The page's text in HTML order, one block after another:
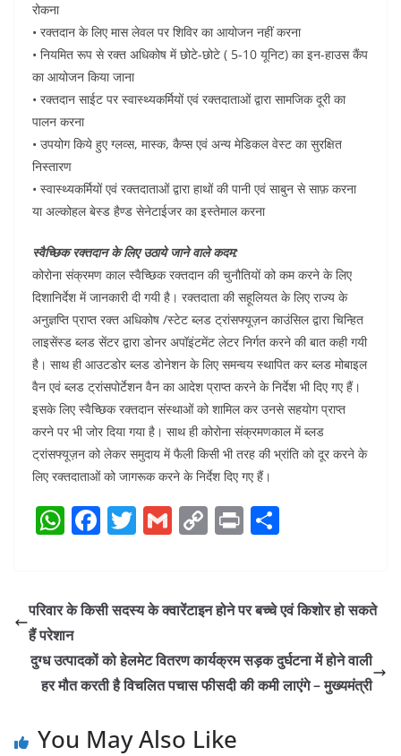
रोकना
• रक्तदान के लिए मास लेवल पर शिविर का आयोजन नहीं करना
• नियमित रूप से रक्त अधिकोष में छोटे-छोटे ( 5-10 यूनिट) का इन-हाउस कैंप
का आयोजन किया जाना
• रक्तदान साईट पर स्वास्थ्यकर्मियों एवं रक्तदाताओं द्वारा सामजिक दूरी का
पालन करना
• उपयोग किये हुए ग्लव्स, मास्क, कैप्स एवं अन्य मेडिकल वेस्ट का सुरक्षित
निस्तारण
• स्वास्थ्यकर्मियों एवं रक्तदाताओं द्वारा हाथों की पानी एवं साबुन से साफ़ करना
या अल्कोहल बेस्ड हैण्ड सेनेटाईजर का इस्तेमाल करना
स्वैच्छिक रक्तदान के लिए उठाये जाने वाले कदम:
कोरोना संक्रमण काल स्वैच्छिक रक्तदान की चुनौतियों को कम करने के लिए
दिशानिर्देश में जानकारी दी गयी है। रक्तदाता की सहूलियत के लिए राज्य के
अनुज्ञप्ति प्राप्त रक्त अधिकोष /स्टेट ब्लड ट्रांसफ्यूज़न काउंसिल द्वारा चिन्हित
लाइसेंस्ड ब्लड सेंटर द्वारा डोनर अपॉइंटमेंट लेटर निर्गत करने की बात कही गयी
है। साथ ही आउटडोर ब्लड डोनेशन के लिए समन्वय स्थापित कर ब्लड मोबाइल
वैन एवं ब्लड ट्रांसपोर्टेशन वैन का आदेश प्राप्त करने के निर्देश भी दिए गए हैं।
इसके लिए स्वैच्छिक रक्तदान संस्थाओं को शामिल कर उनसे सहयोग प्राप्त
करने पर भी जोर दिया गया है। साथ ही कोरोना संक्रमणकाल में ब्लड
ट्रांसफ्यूज़न को लेकर समुदाय में फैली किसी भी तरह की भ्रांति को दूर करने के
लिए रक्तदाताओं को जागरूक करने के निर्देश दिए गए हैं।
W
s
A
p
p
F
e
o
o
k
T
er
G
l
C
y
n
k
Pr
e
परिवार के किसी सदस्य के क्वारेंटाइन होने पर बच्चे एवं किशोर हो सकते
हैं परेशान
दुग्ध उत्पादकों को हेलमेट वितरण कार्यक्रम सड़क दुर्घटना में होने वाली
हर मौत करती है विचलित पचास फीसदी की कमी लाएंगे – मुख्यमंत्री
You May Also Like